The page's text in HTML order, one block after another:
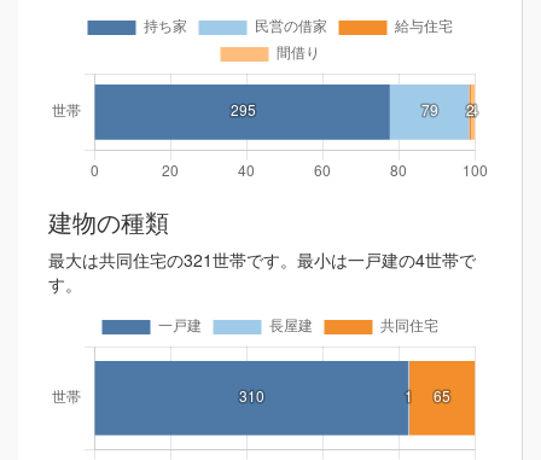
建物の種類
最大は共同住宅の321世帯です。最小は一戸建の4世帯で
す。